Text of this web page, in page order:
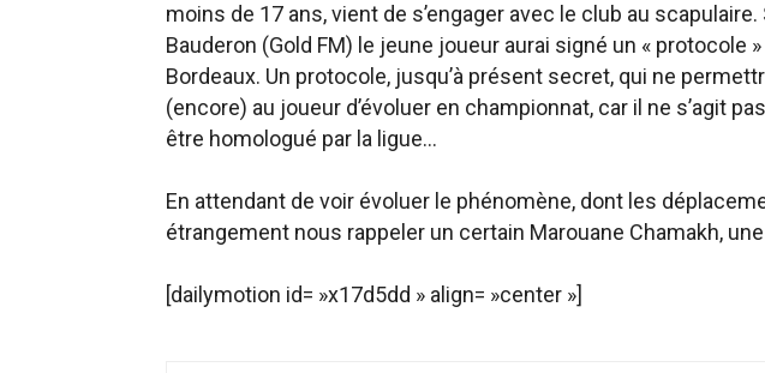
moins de 17 ans, vient de s’engager avec le club au
Bauderon (Gold FM) le jeune joueur aurai signé un « protocole
Bordeaux. Un protocole, jusqu’à présent secret, qui ne
(encore) au joueur d’évoluer en championnat, car il ne s’agit
être homologué par la ligue…
En attendant de voir évoluer le phénomène, dont les
étrangement nous rappeler un certain Marouane Chamakh,
[dailymotion id= »x17d5dd » align= »center »]